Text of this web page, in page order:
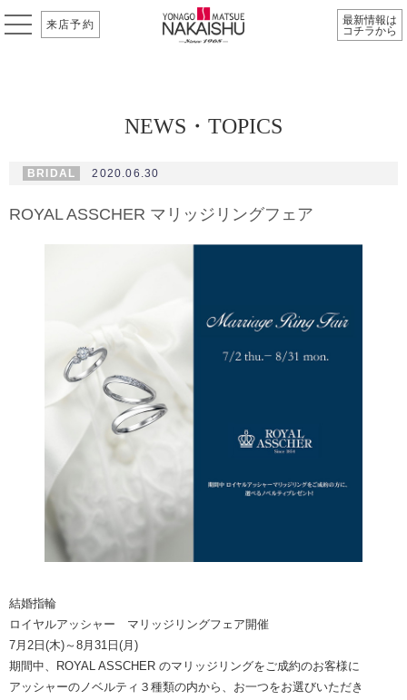
来店予約
最新情報は
コチラから
NEWS・TOPICS
BRIDAL 2020.06.30
ROYAL ASSCHER マリッジリングフェア
結婚指輪
ロイヤルアッシャー マリッジリングフェア開催
7月2日(木)～8月31日(月)
期間中、ROYAL ASSCHER のマリッジリングをご成約のお客様に
アッシャーのノベルティ３種類の内から、お一つをお選びいただき